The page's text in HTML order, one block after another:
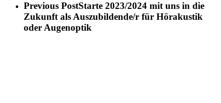
Previous PostStarte 2023/2024 mit uns in die
Zukunft als Auszubildende/r für Hörakustik
oder Augenoptik